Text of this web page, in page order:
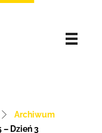
Archiwum
– Dzień 3